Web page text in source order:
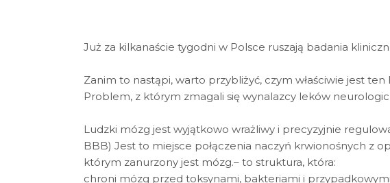
Już za kilkanaście tygodni w Polsce ruszają badania
Zanim to nastąpi, warto przybliżyć, czym właściwie jest
Problem, z którym zmagali się wynalazcy leków
Ludzki mózg jest wyjątkowo wrażliwy i precyzyjnie
BBB) Jest to miejsce połączenia naczyń krwionośnych z
którym zanurzony jest mózg.– to struktura, która:
chroni mózg przed toksynami, bakteriami i